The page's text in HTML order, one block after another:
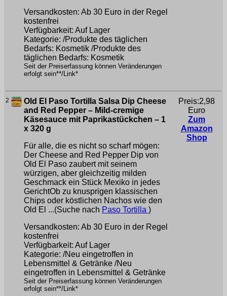
Versandkosten: Ab 30 Euro in der Regel
kostenfrei
Verfügbarkeit: Auf Lager
Kategorie: /Produkte des täglichen
Bedarfs: Kosmetik /Produkte des
täglichen Bedarfs: Kosmetik
Seit der Preiserfassung können Veränderungen
erfolgt sein**/Link*
2
Old El Paso Tortilla Salsa Dip Cheese
and Red Pepper – Mild-cremige
Käsesauce mit Paprikastückchen – 1
x 320 g
Für alle, die es nicht so scharf mögen:
Der Cheese and Red Pepper Dip von
Old El Paso zaubert mit seinem
würzigen, aber gleichzeitig milden
Geschmack ein Stück Mexiko in jedes
GerichtOb zu knusprigen klassischen
Chips oder köstlichen Nachos wie den
Old El ...(Suche nach Paso Tortilla )
Versandkosten: Ab 30 Euro in der Regel
kostenfrei
Verfügbarkeit: Auf Lager
Kategorie: /Neu eingetroffen in
Lebensmittel & Getränke /Neu
eingetroffen in Lebensmittel & Getränke
Seit der Preiserfassung können Veränderungen
erfolgt sein**/Link*
Preis:2,98
Euro
Zum
Amazon
Shop